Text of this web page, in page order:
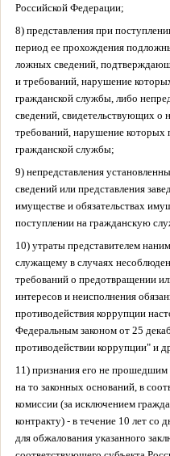
Российской Федерации;
8) представления при
период ее прохождения
ложных сведений,
и требований, нарушение
гражданской службы, либо
сведений, свидетельствующих о
требований, нарушение которых
гражданской службы;
9) непредставления
сведений или представления
имуществе и обязательствах
поступлении на гражданскую
10) утраты представителем
служащему в случаях
требований о предотвращении
интересов и неисполнения
противодействия коррупции
Федеральным законом от 25
противодействии коррупции" и
11) признания его не
на то законных оснований, в
комиссии (за исключением
контракту) - в течение 10 лет со
для обжалования указанного